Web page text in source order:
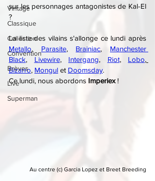
Vintage
Classique
Collection
Convention
Brèves
Live
Superman
sur les personnages antagonistes de Kal-El
?
Metallo, Parasite, Brainiac, Manchester
Black, Livewire, Intergang, Riot, Lobo
Bizarro, Mongul et Doomsday.
Ce lundi, nous abordons Imperiex !
Au centre (c) Garcia Lopez et Breet Breeding